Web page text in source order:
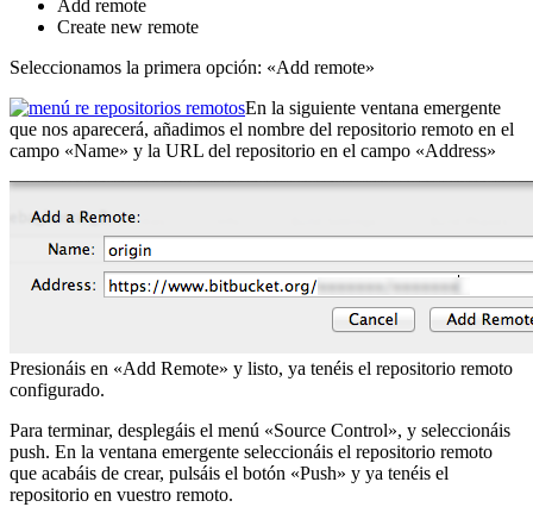
Add remote
Create new remote
Seleccionamos la primera opción: «Add remote»
En la siguiente ventana emergente
que nos aparecerá, añadimos el nombre del repositorio remoto en el
campo «Name» y la URL del repositorio en el campo «Address»
Presionáis en «Add Remote» y listo, ya tenéis el repositorio remoto
configurado.
Para terminar, desplegáis el menú «Source Control», y seleccionáis
push. En la ventana emergente seleccionáis el repositorio remoto
que acabáis de crear, pulsáis el botón «Push» y ya tenéis el
repositorio en vuestro remoto.